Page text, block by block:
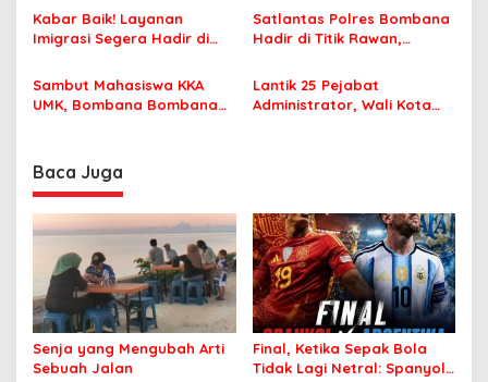
s
Jamaah Tetap Sehat dan
Nyaman Beribadah
Korupsi Jembatan Cirauci II
Kabar Baik! Layanan
Imigrasi Segera Hadir di
Perlu Lagi ke Kendari
Satlantas Polres Bombana
Hadir di Titik Rawan,
Sekolah dengan Aman
Sambut Mahasiswa KKA
UMK, Bombana Bombana
Lantik 25 Pejabat
Administrator, Wali Kota
Baca Juga
Senja yang Mengubah Arti
Sebuah Jalan
Final, Ketika Sepak Bola
Tidak Lagi Netral: Spanyol